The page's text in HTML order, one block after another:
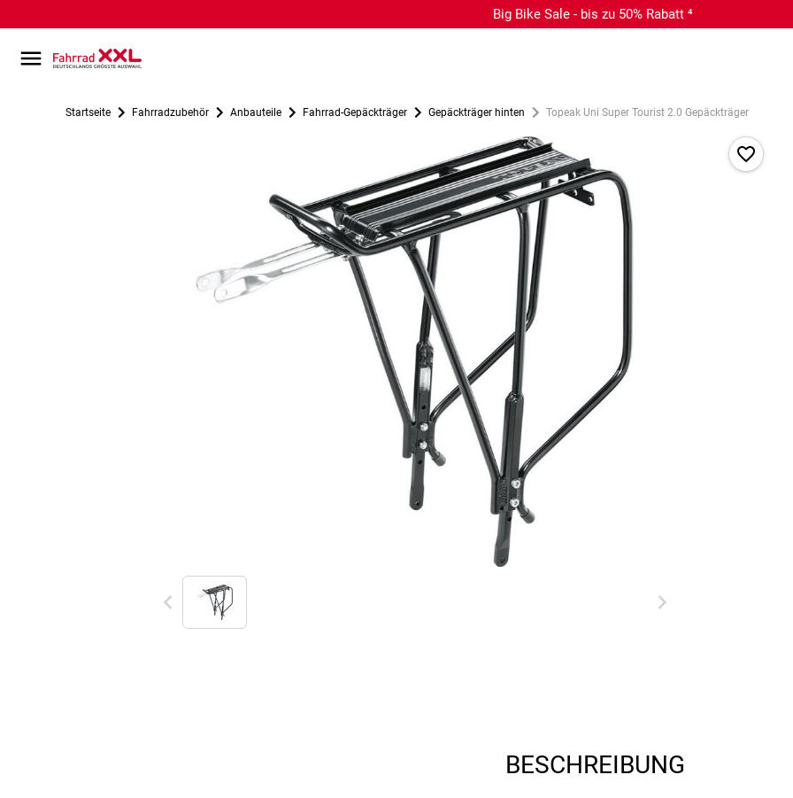
Big Bike Sale - bis zu 50% Rabatt ⁴
Startseite Fahrradzubehör Anbauteile Fahrrad-Gepäckträger Gepäckträger hinten Topeak Uni Super Tourist 2.0 Gepäckträger
BESCHREIBUNG